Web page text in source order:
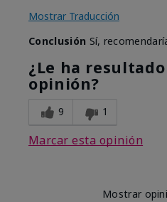
Mostrar Traducción
Conclusión Sí,
¿Le ha
opinión?
9 1
Marcar esta opinión
Mostrar